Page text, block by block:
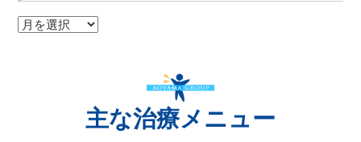
ア
主な治療メニュー